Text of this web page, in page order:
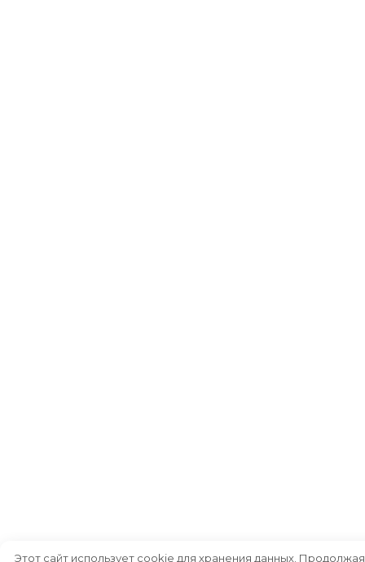
Этот сайт использует cookie для хранения данных.